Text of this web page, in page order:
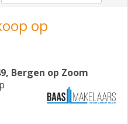
op
Bergen op Zoom